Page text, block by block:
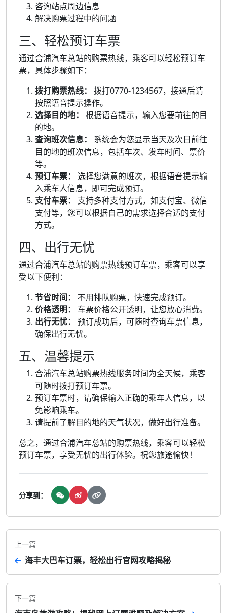
咨询站点周边信息
解决购票过程中的问题
三、轻松预订车票
通过合浦汽车总站的购票热线，乘客可以轻松预订车
票，具体步骤如下：
拨打购票热线：
拨打0770-1234567，接通后请
按照语音提示操作。
选择目的地：
根据语音提示，输入您要前往的目
的地。
查询班次信息：
系统会为您显示当天及次日前往
目的地的班次信息，包括车次、发车时间、票价
等。
预订车票：
选择您满意的班次，根据语音提示输
入乘车人信息，即可完成预订。
支付车票：
支持多种支付方式，如支付宝、微信
支付等，您可以根据自己的需求选择合适的支付
方式。
四、出行无忧
通过合浦汽车总站的购票热线预订车票，乘客可以享
受以下便利：
节省时间：
不用排队购票，快速完成预订。
价格透明：
车票价格公开透明，让您放心消费。
出行无忧：
预订成功后，可随时查询车票信息，
确保出行无忧。
五、温馨提示
合浦汽车总站购票热线服务时间为全天候，乘客
可随时拨打预订车票。
预订车票时，请确保输入正确的乘车人信息，以
免影响乘车。
请提前了解目的地的天气状况，做好出行准备。
总之，通过合浦汽车总站的购票热线，乘客可以轻松
预订车票，享受无忧的出行体验。祝您旅途愉快！
分享到：
上一篇
海丰大巴车订票，轻松出行官网攻略揭秘
下一篇